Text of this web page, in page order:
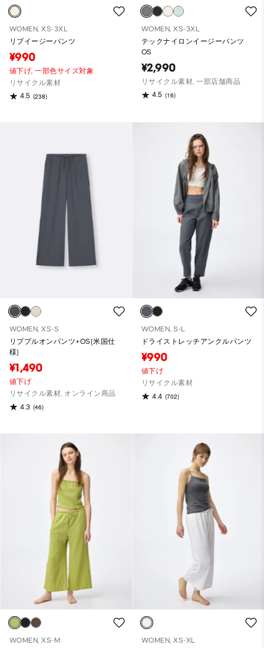
WOMEN, XS-3XL
リブイージーパンツ
¥990
値下げ,一部色サイズ対象
リサイクル素材
4.5 (238)
WOMEN, XS-3XL
テックナイロンイージーパンツ
OS
¥2,990
リサイクル素材, 一部店舗商品
4.5 (16)
WOMEN, XS-S
リブプルオンパンツ+OS(米国仕
様)
¥1,490
値下げ
リサイクル素材, オンライン商品
4.3 (46)
WOMEN, S-L
ドライストレッチアンクルパンツ
¥990
値下げ
リサイクル素材
4.4 (702)
WOMEN, XS-M
WOMEN, XS-XL